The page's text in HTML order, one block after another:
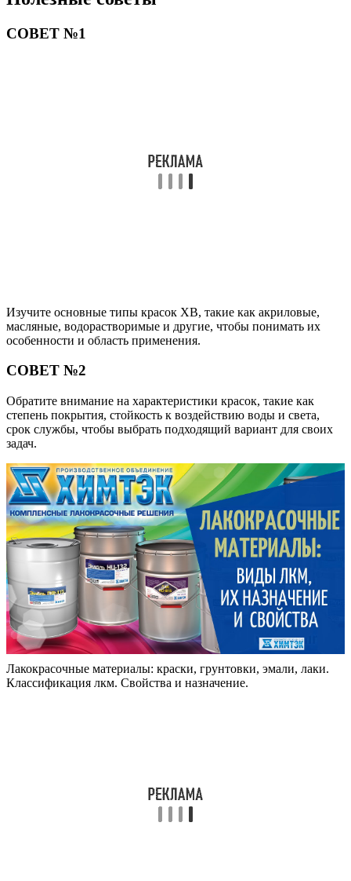
СОВЕТ №1
Изучите основные типы красок ХВ, такие как акриловые,
масляные, водорастворимые и другие, чтобы понимать их
особенности и область применения.
СОВЕТ №2
Обратите внимание на характеристики красок, такие как
степень покрытия, стойкость к воздействию воды и света,
срок службы, чтобы выбрать подходящий вариант для своих
задач.
Лакокрасочные материалы: краски, грунтовки, эмали, лаки.
Классификация лкм. Свойства и назначение.